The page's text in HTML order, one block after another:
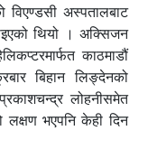
विएण्डसी अस्पतालबाट
थियो । अक्सिजन
काठमाडौं
बिहान लिङ्देनको
लोहनीसमेत
लक्षण भएपनि केही दिन